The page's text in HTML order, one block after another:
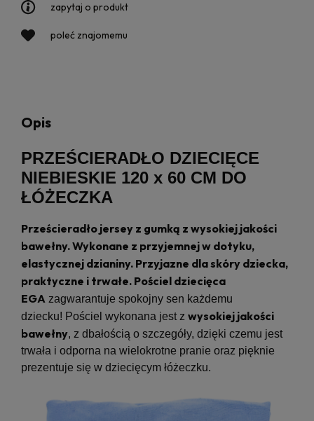
zapytaj o produkt
poleć znajomemu
Opis
PRZEŚCIERADŁO DZIECIĘCE
NIEBIESKIE 120 x 60 CM DO
ŁÓŻECZKA
Prześcieradło jersey z gumką z wysokiej jakości
bawełny. Wykonane z przyjemnej w dotyku,
elastycznej dzianiny. Przyjazne dla skóry dziecka,
praktyczne i trwałe. Pościel dziecięca
EGA zagwarantuje spokojny sen każdemu
dziecku! Pościel wykonana jest z wysokiej jakości
bawełny, z dbałością o szczegóły, dzięki czemu jest
trwała i odporna na wielokrotne pranie oraz pięknie
prezentuje się w dziecięcym łóżeczku.